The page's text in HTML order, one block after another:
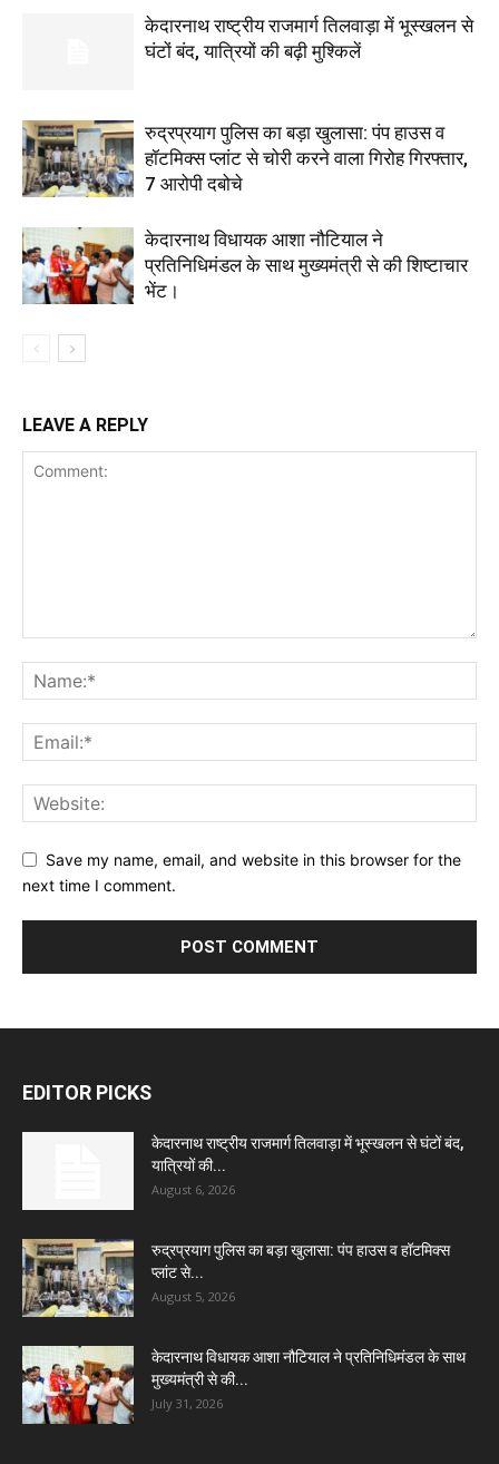
केदारनाथ राष्ट्रीय राजमार्ग तिलवाड़ा में भूस्खलन से
घंटों बंद, यात्रियों की बढ़ी मुश्किलें
रुद्रप्रयाग पुलिस का बड़ा खुलासा: पंप हाउस व
हॉटमिक्स प्लांट से चोरी करने वाला गिरोह गिरफ्तार,
7 आरोपी दबोचे
केदारनाथ विधायक आशा नौटियाल ने
प्रतिनिधिमंडल के साथ मुख्यमंत्री से की शिष्टाचार
भेंट।
LEAVE A REPLY
Save my name, email, and website in this browser for the
next time I comment.
EDITOR PICKS
केदारनाथ राष्ट्रीय राजमार्ग तिलवाड़ा में भूस्खलन से घंटों बंद,
यात्रियों की...
August 6, 2026
रुद्रप्रयाग पुलिस का बड़ा खुलासा: पंप हाउस व हॉटमिक्स
प्लांट से...
August 5, 2026
केदारनाथ विधायक आशा नौटियाल ने प्रतिनिधिमंडल के साथ
मुख्यमंत्री से की...
July 31, 2026